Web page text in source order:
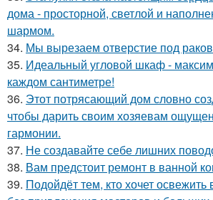
дома - просторной, светлой и
шармом.
34. Мы вырезаем отверстие под
35. Идеальный угловой шкаф -
каждом сантиметре!
36. Этот потрясающий дом словно
чтобы дарить своим хозяевам
гармонии.
37. Не создавайте себе лишних
38. Вам предстоит ремонт в ванной
39. Подойдёт тем, кто хочет